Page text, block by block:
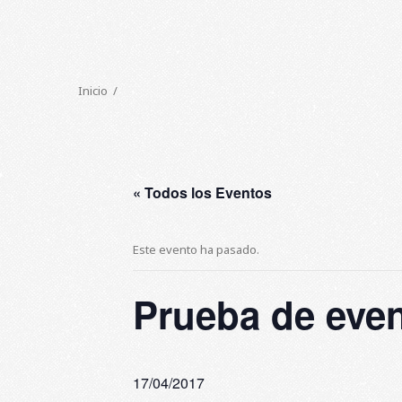
Inicio
« Todos los Eventos
Este evento ha pasado.
Prueba de
17/04/2017